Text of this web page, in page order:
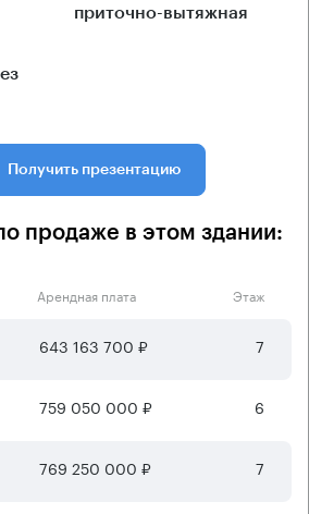
приточно-вытяжная
Получить презентацию
продаже в этом здании:
Арендная плата Этаж
643 163 700 ₽ 7
759 050 000 ₽ 6
769 250 000 ₽ 7